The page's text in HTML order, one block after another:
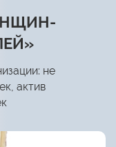
не
актив